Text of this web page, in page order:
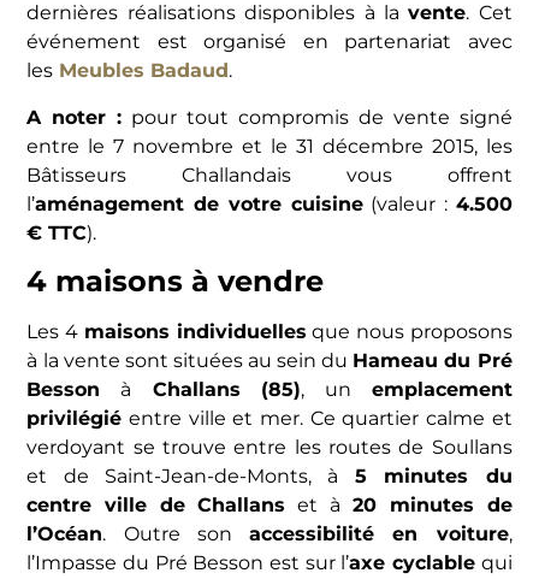
dernières réalisations disponibles à lavente. Cet
événement est organisé en partenariat avec
les Meubles Badaud .
A noter : pour tout compromis de vente signé
entre le 7 novembre et le 31 décembre 2015, les
Bâtisseurs Challandais vous offrent
l’aménagement de votre cuisine(valeur : 4.500
€ TTC).
4 maisons à vendre
Les 4 maisons individuelles que nous proposons
à la vente sont situées au sein du Hameau du Pré
Besson à Challans (85), un emplacement
privilégié entre ville et mer. Ce quartier calme et
verdoyant se trouve entre les routes de Soullans
et de Saint-Jean-de-Monts, à 5 minutes du
centre ville de Challans et à 20 minutes de
l’Océan. Outre sonaccessibilité en voiture,
l’Impasse du Pré Besson est sur l’axe cyclablequi